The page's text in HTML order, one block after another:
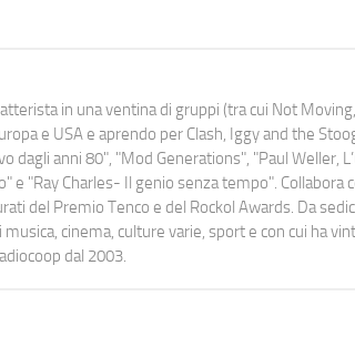
in una ventina di gruppi (tra cui Not
e USA e aprendo per Clash, Iggy and the
dagli anni 80", "Mod Generations", "Paul Weller,
e "Ray Charles- Il genio senza tempo". Collabora
del Premio Tenco e del Rockol Awards. Da
cinema, culture varie, sport e con cui ha
dal 2003.